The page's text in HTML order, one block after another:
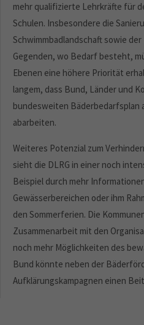
mehr qualifizierte Lehrkräfte für
Schulen. Insbesondere die
Schwimmbadlandschaft sowie
Gegenden, wo Bedarf besteht,
Ebenen eine höhere Priorität
langem, dass Bund, Länder und
bundesweiten Bäderbedarfsplan
abarbeiten.
Weiteres Potenzial zum
sieht die DLRG in einer noch
Beispiel durch mehr
Gewässerbereichen oder ihm
den Sommerferien. Die
Zusammenarbeit mit den
noch mehr Möglichkeiten des
Bund könnte neben der
Aufklärungskampagnen einen